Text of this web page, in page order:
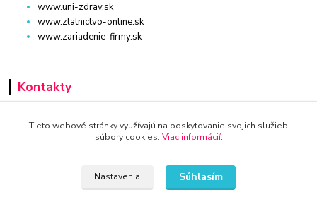
www.uni-zdrav.sk
www.zlatnictvo-online.sk
www.zariadenie-firmy.sk
Kontakty
+421 940 949 000
Tieto webové stránky využívajú na poskytovanie svojich služieb
súbory cookies. Viac informácií.
Nastavenia Súhlasím